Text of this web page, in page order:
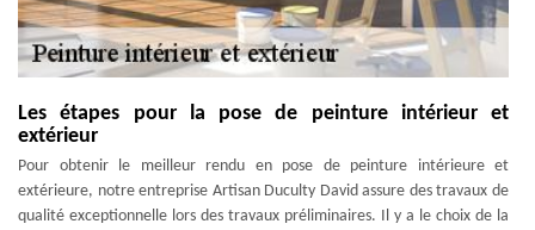
Les étapes pour la pose de peinture intérieur et
extérieur
Pour obtenir le meilleur rendu en pose de peinture intérieure et
extérieure, notre entreprise Artisan Duculty David assure des travaux de
qualité exceptionnelle lors des travaux préliminaires. Il y a le choix de la